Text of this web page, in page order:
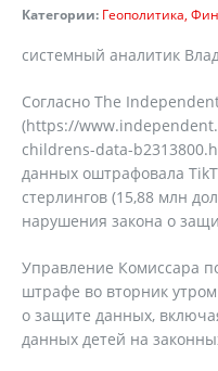
Категории: Геополитика
системный аналитик
Согласно The
(https://
childrens-data-
данных оштрафовала
стерлингов (15,88 млн
нарушения закона о
Управление Комиссара
штрафе во вторник
о защите данных,
данных детей на